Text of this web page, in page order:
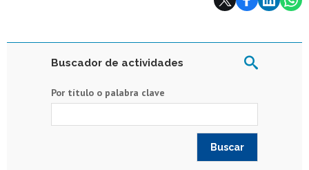
Buscador de actividades
Por título o palabra clave